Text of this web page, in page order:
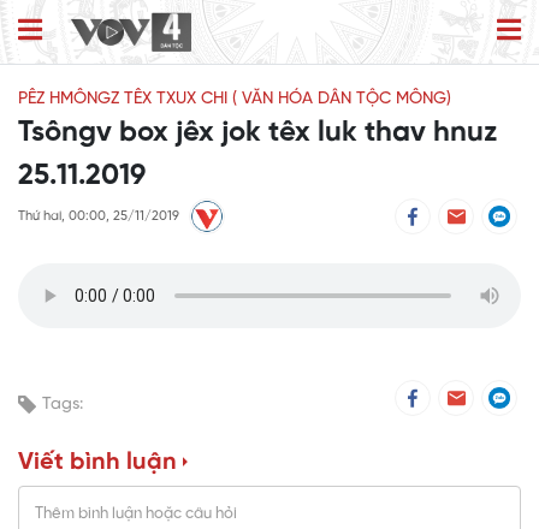
PÊZ HMÔNGZ TÊX TXUX CHI ( VĂN HÓA DÂN TỘC MÔNG)
Tsôngv box jêx jok têx luk thav hnuz
25.11.2019
Thứ hai, 00:00, 25/11/2019
Tags:
Viết bình luận